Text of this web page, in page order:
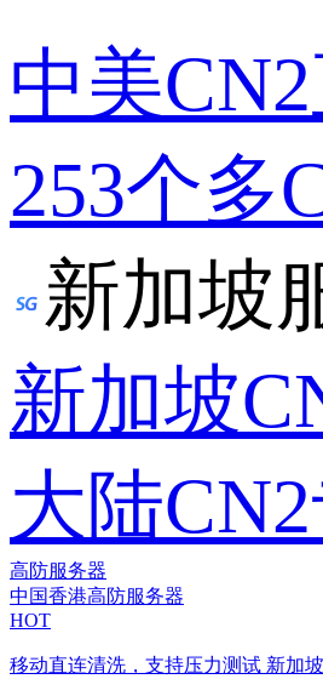
中美
253个多
新加坡
新加坡
大陆
高防服务器
中国香港高防服务器
HOT
移动直连清洗，支持压力测试 新加